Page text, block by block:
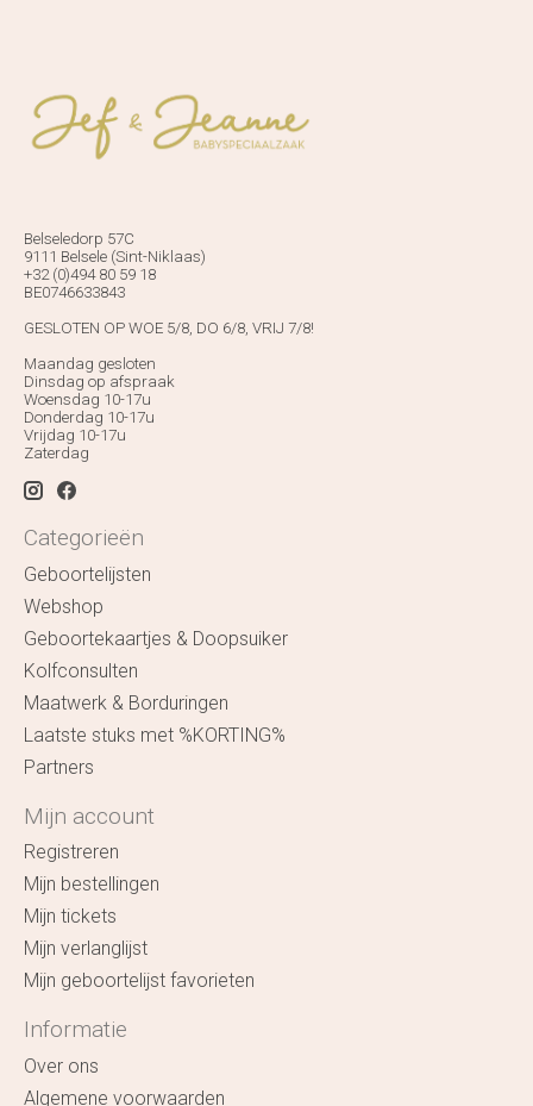
Belseledorp 57C
9111 Belsele (Sint-Niklaas)
+32 (0)494 80 59 18
BE0746633843
GESLOTEN OP WOE 5/8, DO 6/8, VRIJ 7/8!
Maandag gesloten
Dinsdag op afspraak
Woensdag 10-17u
Donderdag 10-17u
Vrijdag 10-17u
Zaterdag
Categorieën
Geboortelijsten
Webshop
Geboortekaartjes & Doopsuiker
Kolfconsulten
Maatwerk & Borduringen
Laatste stuks met %KORTING%
Partners
Mijn account
Registreren
Mijn bestellingen
Mijn tickets
Mijn verlanglijst
Mijn geboortelijst favorieten
Informatie
Over ons
Algemene voorwaarden